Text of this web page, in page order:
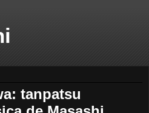
tanpatsu